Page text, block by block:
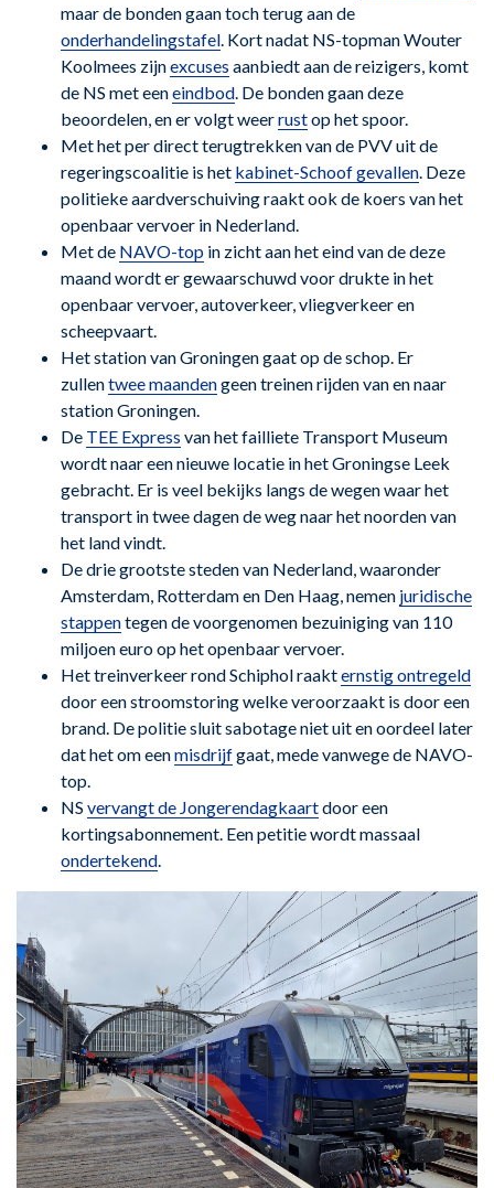
maar de bonden gaan toch terug aan de
onderhandelingstafel . Kort nadat NS-topman Wouter
Koolmees zijnexcuses aanbiedt aan de reizigers, komt
de NS met eeneindbod . De bonden gaan deze
beoordelen, en er volgt weerrustop het spoor.
Met het per direct terugtrekken van de PVV uit de
regeringscoalitie is het kabinet-Schoof gevallen . Deze
politieke aardverschuiving raakt ook de koers van het
openbaar vervoer in Nederland.
Met de NAVO-top in zicht aan het eind van de deze
maand wordt er gewaarschuwd voor drukte in het
openbaar vervoer, autoverkeer, vliegverkeer en
scheepvaart.
Het station van Groningen gaat op de schop. Er
zullentwee maandengeen treinen rijden van en naar
station Groningen.
De TEE Express van het failliete Transport Museum
wordt naar een nieuwe locatie in het Groningse Leek
gebracht. Er is veel bekijks langs de wegen waar het
transport in twee dagen de weg naar het noorden van
het land vindt.
De drie grootste steden van Nederland, waaronder
Amsterdam, Rotterdam en Den Haag, nemen juridische
stappentegen de voorgenomen bezuiniging van 110
miljoen euro op het openbaar vervoer.
Het treinverkeer rond Schiphol raakternstig ontregeld
door een stroomstoring welke veroorzaakt is door een
brand. De politie sluit sabotage niet uit en oordeel later
dat het om eenmisdrijfgaat, mede vanwege de NAVO-
top.
NS vervangt de Jongerendagkaartdoor een
kortingsabonnement. Een petitie wordt massaal
ondertekend